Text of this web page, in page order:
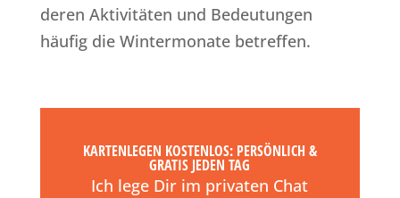
deren Aktivitäten und Bedeutungen
häufig die Wintermonate betreffen.
KARTENLEGEN KOSTENLOS: PERSÖNLICH &
GRATIS JEDEN TAG
Ich lege Dir im privaten Chat